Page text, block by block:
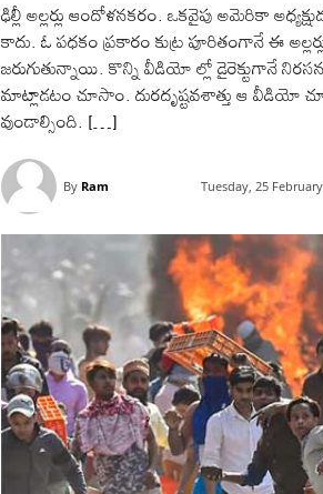
ఢిల్లీ అల్లర్లు ఆందోళనకరం. ఒకవైపు అమెరికా
కాదు. ఓ పధకం ప్రకారం కుట్ర పూరితంగానే ఈ
జరుగుతున్నాయి. కొన్ని వీడియో ల్లో డైరెక్టుగానే
మాట్లాడటం చూసాం. దురదృష్టవశాత్తు ఆ వీడియో
వుండాల్సింది. […]
By Ram Tuesday, 25